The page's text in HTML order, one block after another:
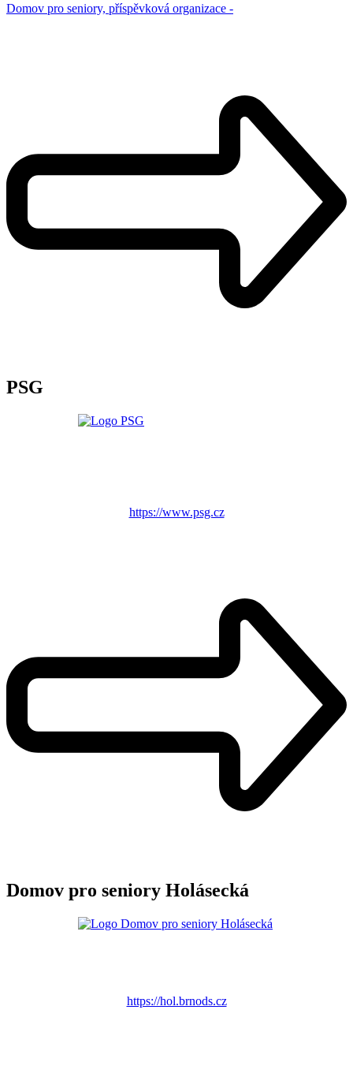
Domov pro seniory, příspěvková organizace -
PSG
https://www.psg.cz
Domov pro seniory Holásecká
https://hol.brnods.cz